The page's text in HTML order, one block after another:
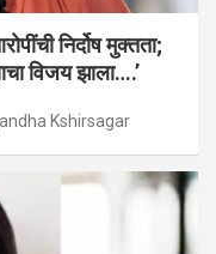
निर्दोष मुक्तता;
विजय झाला….’
Kshirsagar